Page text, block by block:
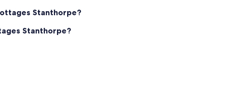
Stanthorpe?
Stanthorpe?